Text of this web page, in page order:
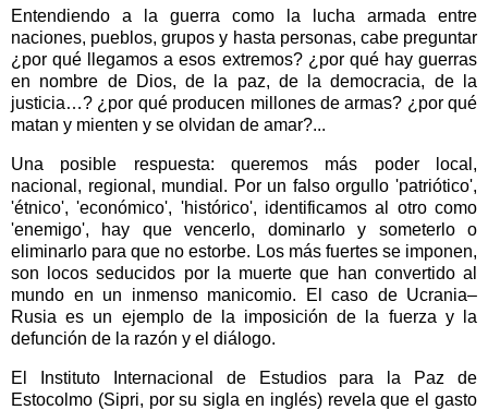
Entendiendo a la guerra como la lucha armada entre
naciones, pueblos, grupos y hasta personas, cabe preguntar
¿por qué llegamos a esos extremos? ¿por qué hay guerras
en nombre de Dios, de la paz, de la democracia, de la
justicia…? ¿por qué producen millones de armas? ¿por qué
matan y mienten y se olvidan de amar?...
Una posible respuesta: queremos más poder local,
nacional, regional, mundial. Por un falso orgullo 'patriótico',
'étnico', 'económico', 'histórico', identificamos al otro como
'enemigo', hay que vencerlo, dominarlo y someterlo o
eliminarlo para que no estorbe. Los más fuertes se imponen,
son locos seducidos por la muerte que han convertido al
mundo en un inmenso manicomio.
El caso de Ucrania–
Rusia es un ejemplo de la imposición de la fuerza y la
defunción de la razón y el diálogo.
El Instituto Internacional de Estudios para la Paz de
Estocolmo (Sipri, por su sigla en inglés) revela que el gasto